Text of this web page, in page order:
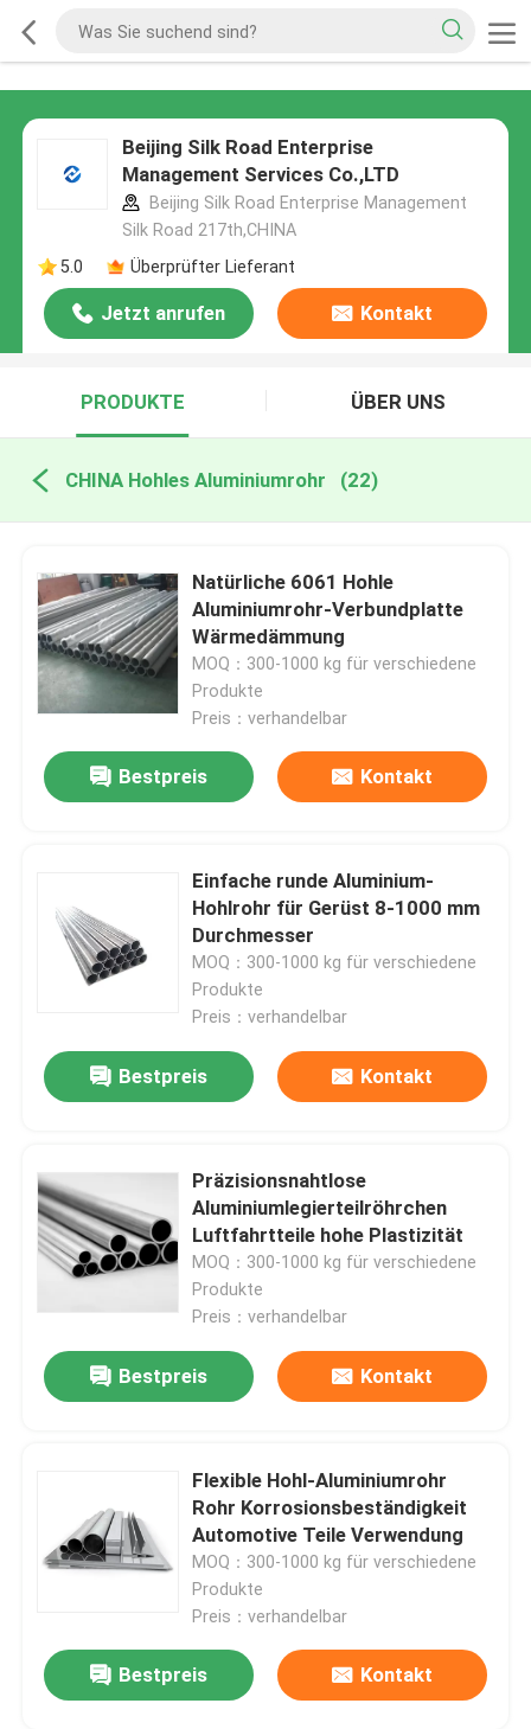
Beijing Silk Road Enterprise
Management Services Co.,LTD
Beijing Silk Road Enterprise Management
Silk Road 217th,CHINA
5.0
Überprüfter Lieferant
Jetzt anrufen Kontakt
PRODUKTE ÜBER UNS
CHINA Hohles Aluminiumrohr (22)
Natürliche 6061 Hohle
Aluminiumrohr-Verbundplatte
Wärmedämmung
MOQ：300-1000 kg für verschiedene
Produkte
Preis：verhandelbar
Bestpreis Kontakt
Einfache runde Aluminium-
Hohlrohr für Gerüst 8-1000 mm
Durchmesser
MOQ：300-1000 kg für verschiedene
Produkte
Preis：verhandelbar
Bestpreis Kontakt
Präzisionsnahtlose
Aluminiumlegierteilröhrchen
Luftfahrtteile hohe Plastizität
MOQ：300-1000 kg für verschiedene
Produkte
Preis：verhandelbar
Bestpreis Kontakt
Flexible Hohl-Aluminiumrohr
Rohr Korrosionsbeständigkeit
Automotive Teile Verwendung
MOQ：300-1000 kg für verschiedene
Produkte
Preis：verhandelbar
Bestpreis Kontakt